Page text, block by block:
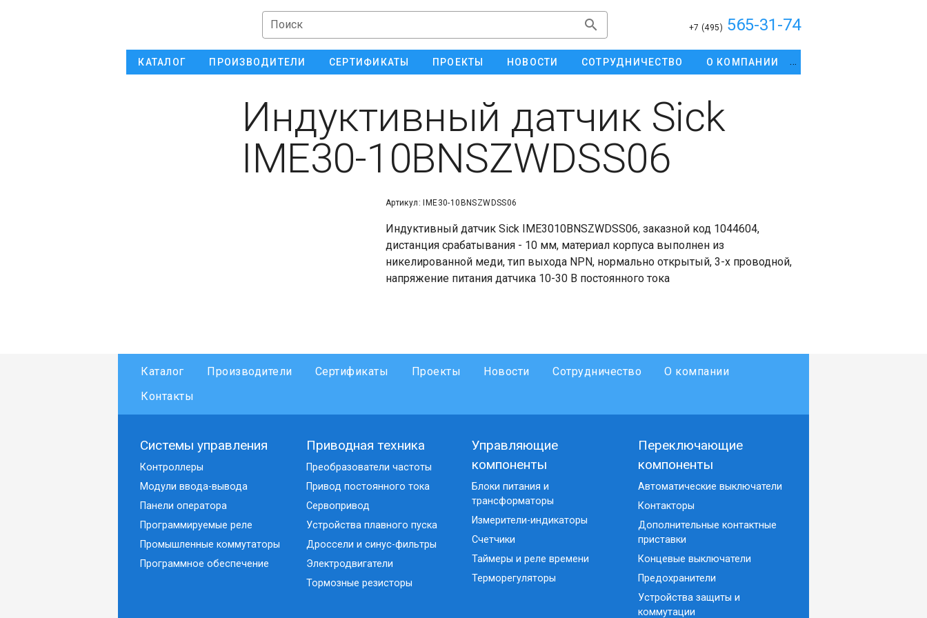
Поиск +7 (495) 565-31-74
КАТАЛОГ ПРОИЗВОДИТЕЛИ СЕРТИФИКАТЫ ПРОЕКТЫ НОВОСТИ СОТРУДНИЧЕСТВО О КОМПАНИИ
Индуктивный датчик Sick
IME30-10BNSZWDSS06
Артикул: IME30-10BNSZWDSS06
Индуктивный датчик Sick IME3010BNSZWDSS06, заказной код 1044604,
дистанция срабатывания - 10 мм, материал корпуса выполнен из
никелированной меди, тип выхода NPN, нормально открытый, 3-х проводной,
напряжение питания датчика 10-30 В постоянного тока
Каталог Производители Сертификаты Проекты Новости Сотрудничество
О компании
Контакты
Системы управления
Контроллеры
Модули ввода-вывода
Панели оператора
Программируемые реле
Промышленные коммутаторы
Программное обеспечение
Приводная техника
Преобразователи частоты
Привод постоянного тока
Сервопривод
Устройства плавного пуска
Дроссели и синус-фильтры
Электродвигатели
Тормозные резисторы
Управляющие
компоненты
Блоки питания и
трансформаторы
Измерители-индикаторы
Счетчики
Таймеры и реле времени
Терморегуляторы
Переключающие
компоненты
Автоматические выключатели
Контакторы
Дополнительные контактные
приставки
Концевые выключатели
Предохранители
Устройства защиты и
коммутации